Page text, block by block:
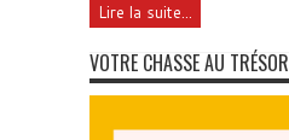
Lire la suite...
VOTRE CHASSE AU TRÉSOR